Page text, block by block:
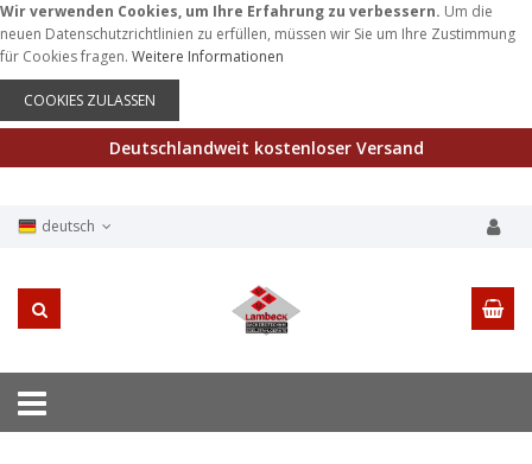
Wir verwenden Cookies, um Ihre Erfahrung zu verbessern. Um die
neuen Datenschutzrichtlinien zu erfüllen, müssen wir Sie um Ihre Zustimmung
für Cookies fragen. Weitere Informationen
COOKIES ZULASSEN
Deutschlandweit kostenloser Versand
deutsch